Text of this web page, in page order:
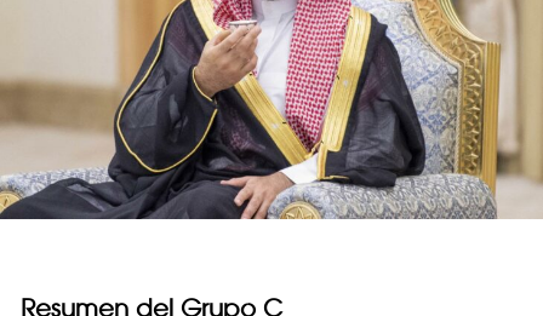
Resumen del Grupo C